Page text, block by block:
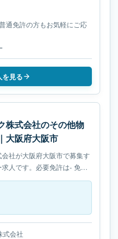
通免許の方もお気軽にご応
を見る
株式会社のその他物
大阪府大阪市
社が大阪府大阪市で募集す
人です。必要免許は- 免許
式会社